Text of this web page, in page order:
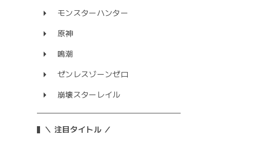
モンスターハンター
原神
鳴潮
ゼンレスゾーンゼロ
崩壊スターレイル
＼ 注目タイトル ／